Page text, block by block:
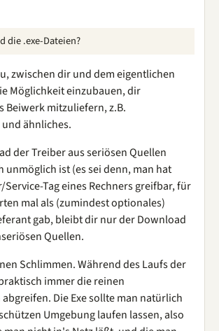
die .exe-Dateien?
zwischen dir und dem eigentlichen
Möglichkeit einzubauen, dir
Beiwerk mitzuliefern, z.B.
ähnliches.
der Treiber aus seriösen Quellen
unmöglich ist (es sei denn, man hat
Tag eines Rechners greifbar, für
mal als (zumindest optionales)
gab, bleibt dir nur der Download
Quellen.
Schlimmen. Während des Laufs der
immer die reinen
Die Exe sollte man natürlich
Umgebung laufen lassen, also